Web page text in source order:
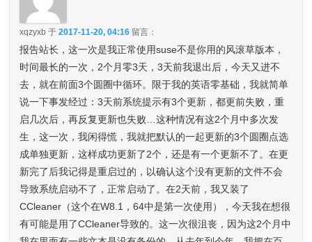
xqzyxb 于2017-11-20, 04:16 留言：
报告站长，这一次是我正常使用suse不是你用的风滚草版本，
时间最长的一次，2个月零3天，3天前我退出后，今天又进不
去，就在前面3个圆圈中循环。限于我的英语零基础，我就简单
说一下事发经过：3天前系统提示有3个更新，都更前失败，重
启几次后，再反复更新也失败…这种情况有这2个月中多次发
生，这一次，我闲得慌，我就把默认的一起更新的3个圆圈点选
成单独更新，这样成功更新了2个，还是有一个更新不了。在更
新完了后我记得是重启过的，以确认这个没有更新的文件不会
导致系统启动不了，正常启动了。在2天前，我又装了
CCleaner（这个在W8.1，64中是第一次使用），今天我在想很
有可能是用了CCleaner导致的。这一次很沮丧，因为这2个月中